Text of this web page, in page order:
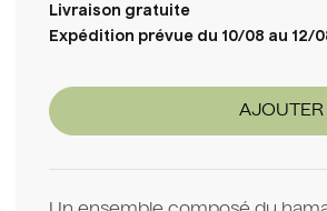
Livraison gratuite
Expédition prévue du 10/08 au 12/
AJOUTER